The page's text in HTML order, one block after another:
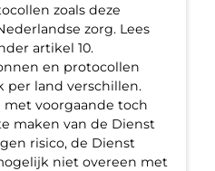
zoals deze
zorg. Lees
artikel 10.
en protocollen
per land verschillen.
voorgaande toch
maken van de Dienst
risico, de Dienst
niet overeen met